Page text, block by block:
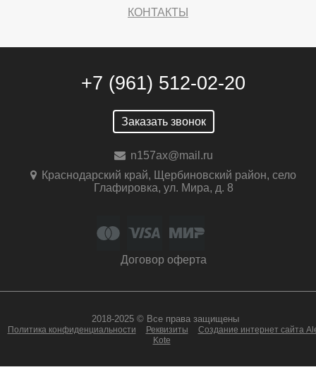
КОНТАКТЫ
+7 (961) 512-02-20
Заказать звонок
n157ax@mail.ru
Краснодарский край, Щербиновский район, село
Глафировка, ул. Мира, д. 8
Договор оферта
2018-2025 © Все права защищены
Политика конфиденциальности Реквизиты
Создание интернет сайта
Kote